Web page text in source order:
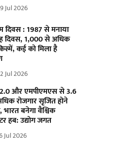
Jul 2026
दिवस : 1987 से मनाया
दिवस, 1,000 से अधिक
कई को मिला है
Jul 2026
और एमपीएमएस से 3.6
रोजगार सृजित होने
भारत बनेगा वैश्विक
हब: उद्योग जगत
Jul 2026